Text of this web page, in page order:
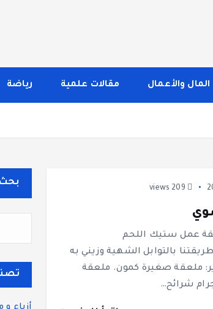
بالأمومة والعناية الشخصية. الموقع مقسم
المال والأعمال مقالات علمية رياضة
عمل ستيك اللحم
بالتوابل الشهية وزيني به
ملعقة صغيرة كمون. ملعقة
بحث